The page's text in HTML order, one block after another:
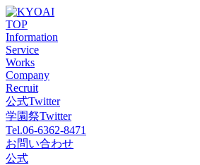
TOP
Information
Service
Works
Company
Recruit
公式Twitter
学園祭Twitter
Tel.06-6362-8471
お問い合わせ
公式